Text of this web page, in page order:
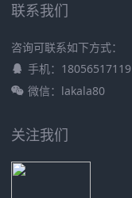
联系我们
咨询可联系如下方式：
手机：18056517119
微信：lakala80
关注我们